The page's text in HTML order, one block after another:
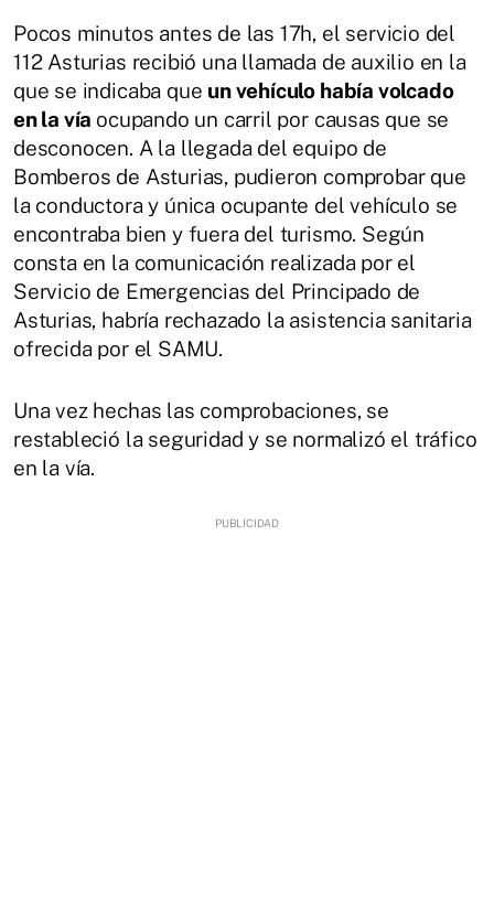
Pocos minutos antes de las 17h, el servicio del
112 Asturias recibió una llamada de auxilio en la
que se indicaba que un vehículo había volcado
en la vía ocupando un carril por causas que se
desconocen. A la llegada del equipo de
Bomberos de Asturias, pudieron comprobar que
la conductora y única ocupante del vehículo se
encontraba bien y fuera del turismo. Según
consta en la comunicación realizada por el
Servicio de Emergencias del Principado de
Asturias, habría rechazado la asistencia sanitaria
ofrecida por el SAMU.
Una vez hechas las comprobaciones, se
restableció la seguridad y se normalizó el tráfico
en la vía.